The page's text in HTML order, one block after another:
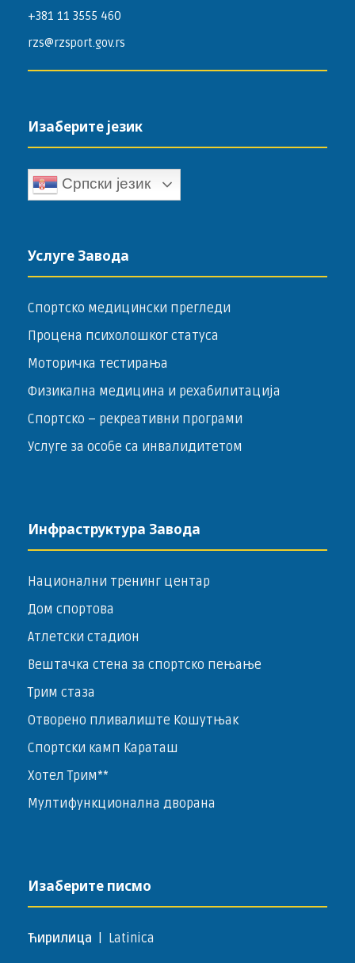
+381 11 3555 460
rzs@rzsport.gov.rs
Изаберите језик
Српски језик
Услуге Завода
Спортско медицински прегледи
Процена психолошког статуса
Моторичка тестирања
Физикална медицина и рехабилитација
Спортско – ­рекреативни програми
Услуге за особе са инвалидитетом
Инфраструктура Завода
Национални тренинг центар
Дом спортова
Атлетски стадион
Вештачка стена за спортско пењање
Трим стаза
Отворено пливалиште Кошутњак
Спортски камп Караташ
Хотел Трим**
Мултифункционална дворана
Изаберите писмо
Ћирилица Latinica